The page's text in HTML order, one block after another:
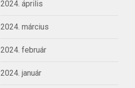
2024. április
2024. március
2024. február
2024. január